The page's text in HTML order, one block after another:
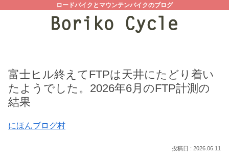
ロードバイクとマウンテンバイクのブログ
富士ヒル終えてFTPは天井にたどり着い
たようでした。2026年6月のFTP計測の
結果
にほんブログ村
2026.06.11